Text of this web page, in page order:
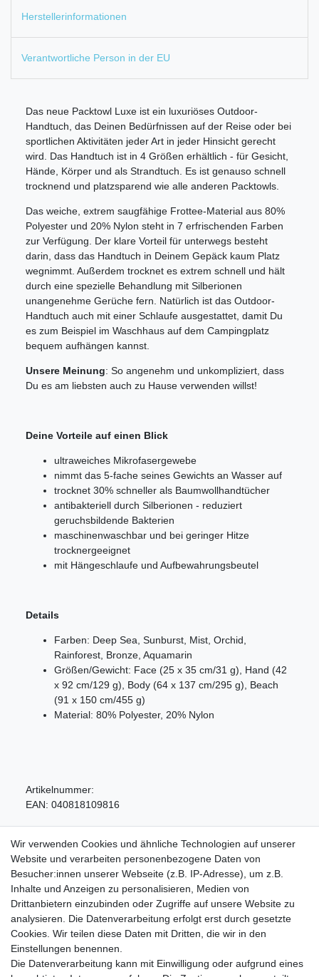
Herstellerinformationen
Verantwortliche Person in der EU
Das neue Packtowl Luxe ist ein luxuriöses Outdoor-
Handtuch, das Deinen Bedürfnissen auf der Reise oder bei
sportlichen Aktivitäten jeder Art in jeder Hinsicht gerecht
wird. Das Handtuch ist in 4 Größen erhältlich - für Gesicht,
Hände, Körper und als Strandtuch. Es ist genauso schnell
trocknend und platzsparend wie alle anderen Packtowls.
Das weiche, extrem saugfähige Frottee-Material aus 80%
Polyester und 20% Nylon steht in 7 erfrischenden Farben
zur Verfügung. Der klare Vorteil für unterwegs besteht
darin, dass das Handtuch in Deinem Gepäck kaum Platz
wegnimmt. Außerdem trocknet es extrem schnell und hält
durch eine spezielle Behandlung mit Silberionen
unangenehme Gerüche fern. Natürlich ist das Outdoor-
Handtuch auch mit einer Schlaufe ausgestattet, damit Du
es zum Beispiel im Waschhaus auf dem Campingplatz
bequem aufhängen kannst.
Unsere Meinung: So angenehm und unkompliziert, dass
Du es am liebsten auch zu Hause verwenden willst!
Deine Vorteile auf einen Blick
ultraweiches Mikrofasergewebe
nimmt das 5-fache seines Gewichts an Wasser auf
trocknet 30% schneller als Baumwollhandtücher
antibakteriell durch Silberionen - reduziert
geruchsbildende Bakterien
maschinenwaschbar und bei geringer Hitze
trocknergeeignet
mit Hängeschlaufe und Aufbewahrungsbeutel
Details
Farben: Deep Sea, Sunburst, Mist, Orchid,
Rainforest, Bronze, Aquamarin
Größen/Gewicht: Face (25 x 35 cm/31 g), Hand (42
x 92 cm/129 g), Body (64 x 137 cm/295 g), Beach
(91 x 150 cm/455 g)
Material: 80% Polyester, 20% Nylon
Artikelnummer:
EAN: 040818109816
Wir verwenden Cookies und ähnliche Technologien auf unserer
Website und verarbeiten personenbezogene Daten von
Besucher:innen unserer Webseite (z.B. IP-Adresse), um z.B.
Inhalte und Anzeigen zu personalisieren, Medien von
Drittanbietern einzubinden oder Zugriffe auf unsere Website zu
analysieren. Die Datenverarbeitung erfolgt erst durch gesetzte
Cookies. Wir teilen diese Daten mit Dritten, die wir in den
Einstellungen benennen.
Die Datenverarbeitung kann mit Einwilligung oder aufgrund eines
Service
Zahlungarten
Versandkosten
Batterierücknahmeverordnung
Kostenloser Newsletter